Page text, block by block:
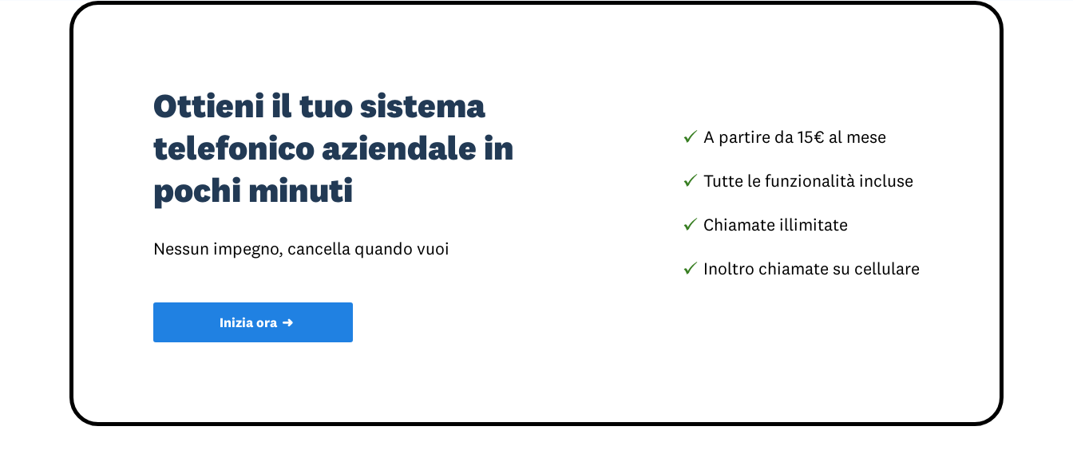
Ottieni il tuo sistema
telefonico aziendale in
pochi minuti
Nessun impegno, cancella quando vuoi
Inizia ora➜
A partire da 15€ al mese
Tutte le funzionalità incluse
Chiamate illimitate
Inoltro chiamate su cellulare